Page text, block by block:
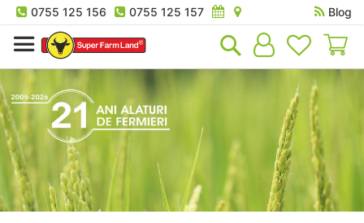
0755 125 156 0755 125 157
Blog